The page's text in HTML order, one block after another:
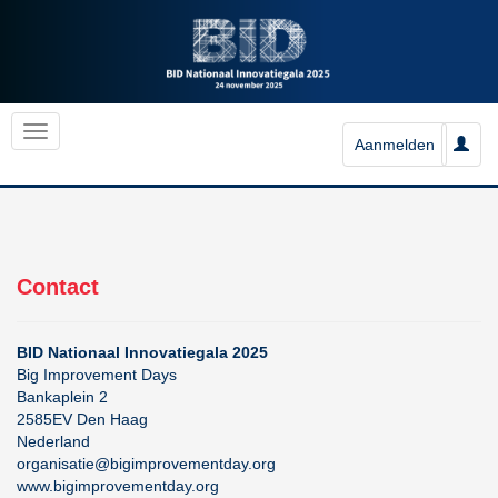
Aanmelden
Contact
BID Nationaal Innovatiegala 2025
Big Improvement Days
Bankaplein 2
2585EV Den Haag
Nederland
organisatie@bigimprovementday.org
www.bigimprovementday.org